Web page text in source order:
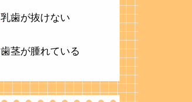
乳歯が抜けない
歯茎が腫れている